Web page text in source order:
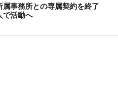
属事務所との専属契約を終了
で活動へ